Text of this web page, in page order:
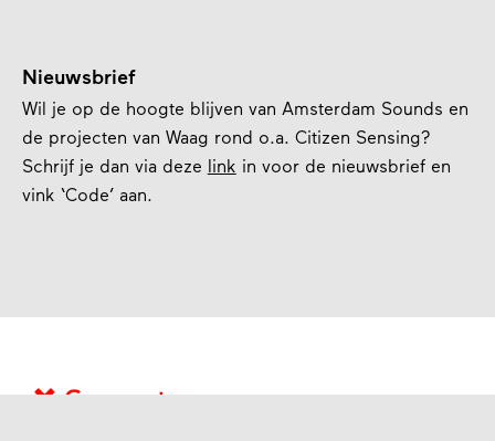
Nieuwsbrief
Wil je op de hoogte blijven van Amsterdam Sounds en
de projecten van Waag rond o.a. Citizen Sensing?
Schrijf je dan via deze
link in voor de nieuwsbrief en
vink ‘Code’ aan.